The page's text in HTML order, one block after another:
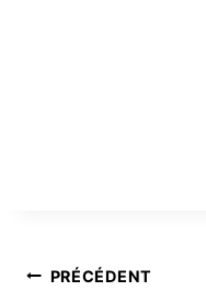
PRÉCÉDENT